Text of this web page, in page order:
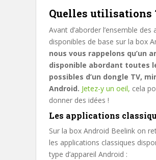
Quelles utilisations
Avant d’aborder l’ensemble des
disponibles de base sur la box
nous vous rappelons qu’un
disponible abordant toutes
possibles d’un dongle TV,
Android. Jetez-y un oeil, cela
donner des idées !
Les applications
Sur la box Android Beelink on
les applications classiques
type d’appareil Android :